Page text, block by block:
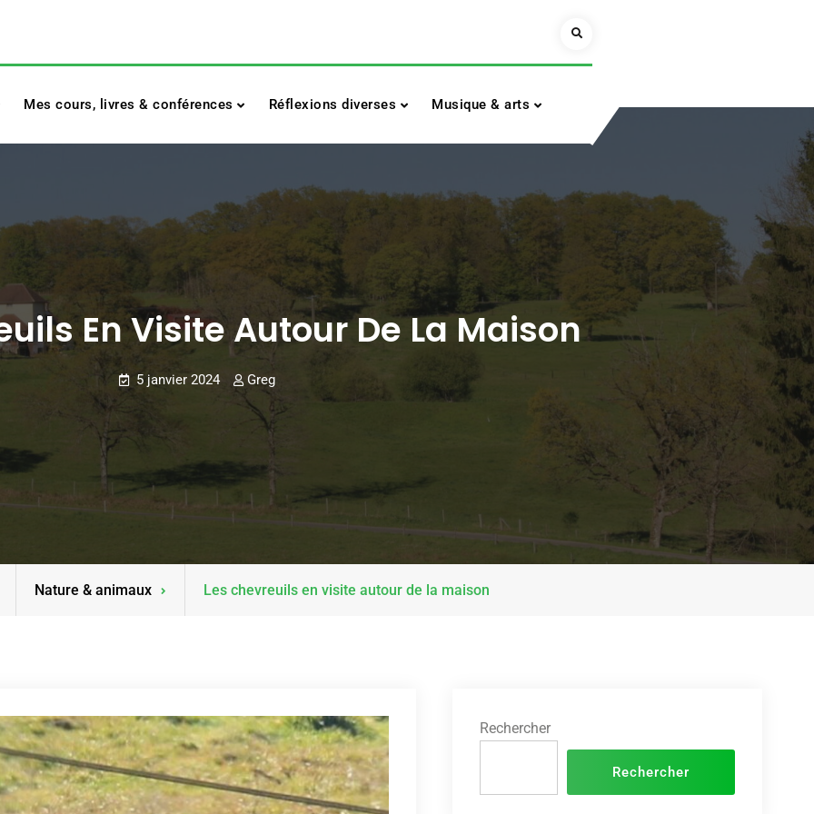
Search
Mes cours, livres & conférences Réflexions diverses Musique & arts
En Visite Autour De La Maison
5 janvier 2024 Greg
Nature & animaux Les chevreuils en visite autour de la maison
Rechercher
Rechercher